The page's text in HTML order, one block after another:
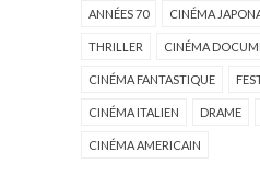
ANNÉES 70 CINÉMA
THRILLER CINÉMA
CINÉMA FANTASTIQUE
CINÉMA ITALIEN DRAME
CINÉMA AMERICAIN